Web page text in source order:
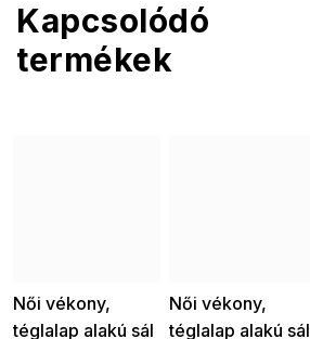
Kapcsolódó
termékek
Női vékony,
téglalap alakú sál
Női vékony,
téglalap alakú sál